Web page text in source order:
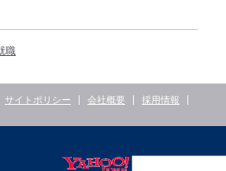
職
サイトポリシー 会社概要 採用情報